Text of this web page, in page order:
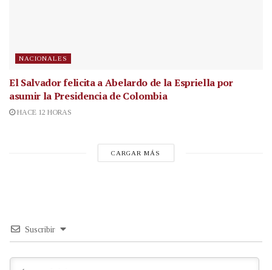
NACIONALES
El Salvador felicita a Abelardo de la Espriella por
asumir la Presidencia de Colombia
HACE 12 HORAS
CARGAR MÁS
Suscribir